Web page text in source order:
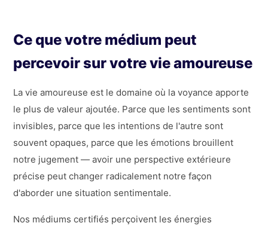
Ce que votre médium peut
percevoir sur votre vie amoureuse
La vie amoureuse est le domaine où la voyance apporte
le plus de valeur ajoutée. Parce que les sentiments sont
invisibles, parce que les intentions de l'autre sont
souvent opaques, parce que les émotions brouillent
notre jugement — avoir une perspective extérieure
précise peut changer radicalement notre façon
d'aborder une situation sentimentale.
Nos médiums certifiés perçoivent les énergies